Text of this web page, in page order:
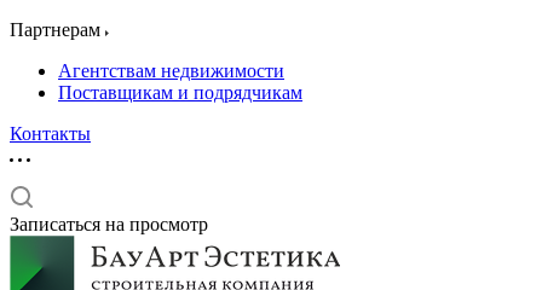
Партнерам
Агентствам недвижимости
Поставщикам и подрядчикам
Контакты
Записаться на просмотр